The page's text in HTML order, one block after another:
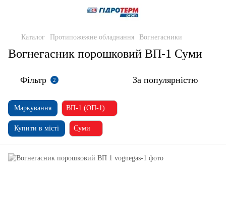
Каталог Протипожежне обладнання Вогнегасники
Вогнегасник порошковий ВП-1 Суми
Фільтр 2 За популярністю
Маркування ВП-1 (ОП-1)
Купити в місті Суми